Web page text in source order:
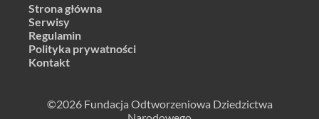
Strona główna
Serwisy
Regulamin
Polityka prywatności
Kontakt
©2026 Fundacja Odtworzeniowa Dziedzictwa